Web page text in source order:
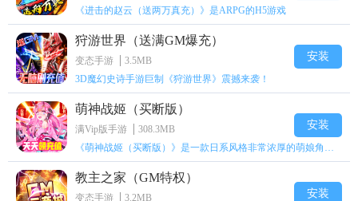
《进击的赵云（送两万真充）》是ARPG的H5游戏
狩游世界（送满GM爆充）
变态手游
3.5MB
3D魔幻史诗手游巨制《狩游世界》震撼来袭！
安装
萌神战姬（买断版）
满Vip版手游
308.3MB
《萌神战姬（买断版）》是一款日系风格非常浓厚的萌娘角色扮演策略卡牌手游
安装
教主之家（GM特权）
变态手游 3.2MB 安装